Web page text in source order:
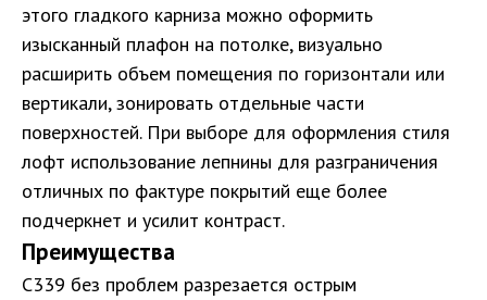
этого гладкого карниза можно оформить
изысканный плафон на потолке, визуально
расширить объем помещения по горизонтали или
вертикали, зонировать отдельные части
поверхностей. При выборе для оформления стиля
лофт использование лепнины для разграничения
отличных по фактуре покрытий еще более
подчеркнет и усилит контраст.
Преимущества
С339 без проблем разрезается острым